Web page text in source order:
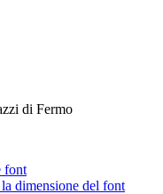
di Fermo
font
dimensione del font